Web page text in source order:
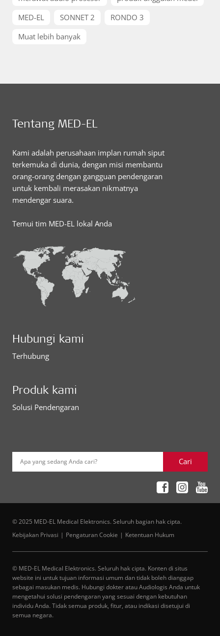
MED-EL
SONNET 2
RONDO 3
Muat lebih banyak
Tentang MED-EL
Kami adalah perusahaan implan rumah siput
terkemuka di dunia, dengan misi membantu
orang-orang dengan gangguan pendengaran
untuk kembali merasakan nikmatnya
mendengar suara.
Temui tim MED-EL lokal Anda
Hubungi kami
Terhubung
Produk kami
Solusi Pendengaran
Apa yang sedang Anda cari? Cari
© 2025 MED-EL Medical Elektronics. Seluruh bagian hak cipta.
Kebijakan Privasi
Pengaturan Cookie Ketentuan Hukum
© MED-EL Medical Elektronics. Seluruh hak cipta. Konten di situs
website ini untuk tujuan informasi umum dan tidak boleh dianggap
sebagai masukan medis. Hubungi dokter atau Audiologis Anda untuk
mengetahui solusi pendengaran yang sesuai dengan kebutuhan
individu Anda. Tidak semua produk, fitur, atau indikasi disetujui di
semua negara.